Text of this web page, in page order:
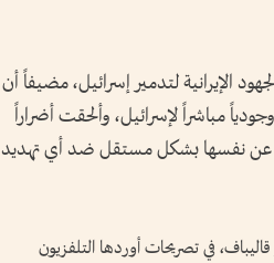
الإيرانية لتدمير إسرائيل، مضيفاً أن
مباشراً لإسرائيل، وألحقت أضراراً
عن نفسها بشكل مستقل ضد أي تهديد
قاليباف، في تصريحات أوردها التلفزيون